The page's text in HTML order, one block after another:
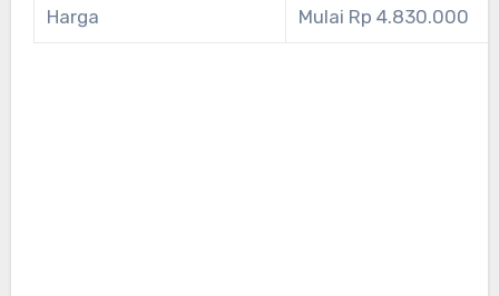
Harga Mulai Rp 4.830.000